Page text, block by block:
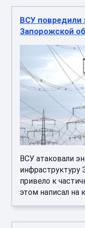
ВСУ повредили
Запорожской
ВСУ атаковали
инфраструктуру
привело к
этом написал на